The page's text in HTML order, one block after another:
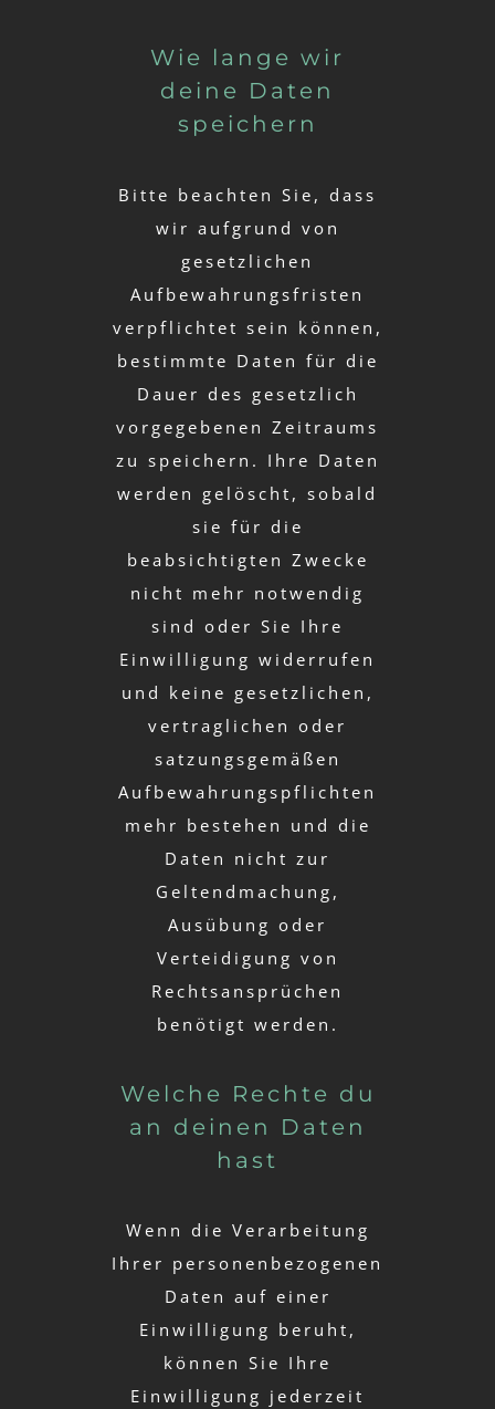
Wie lange wir
deine Daten
speichern
Bitte beachten Sie, dass
wir aufgrund von
gesetzlichen
Aufbewahrungsfristen
verpflichtet sein können,
bestimmte Daten für die
Dauer des gesetzlich
vorgegebenen Zeitraums
zu speichern. Ihre Daten
werden gelöscht, sobald
sie für die
beabsichtigten Zwecke
nicht mehr notwendig
sind oder Sie Ihre
Einwilligung widerrufen
und keine gesetzlichen,
vertraglichen oder
satzungsgemäßen
Aufbewahrungspflichten
mehr bestehen und die
Daten nicht zur
Geltendmachung,
Ausübung oder
Verteidigung von
Rechtsansprüchen
benötigt werden.
Welche Rechte du
an deinen Daten
hast
Wenn die Verarbeitung
Ihrer personenbezogenen
Daten auf einer
Einwilligung beruht,
können Sie Ihre
Einwilligung jederzeit